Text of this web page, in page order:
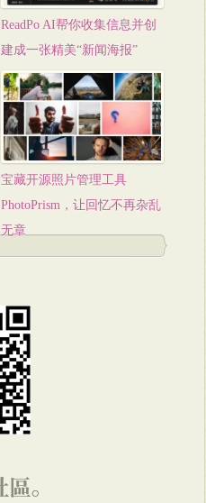
ReadPo AI帮你收集信息并创
建成一张精美“新闻海报”
宝藏开源照片管理工具
PhotoPrism，让回忆不再杂乱
无章